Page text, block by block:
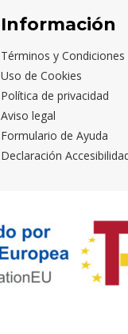
Información
Términos y Condiciones
Uso de Cookies
Política de privacidad
Aviso legal
Formulario de Ayuda
Declaración